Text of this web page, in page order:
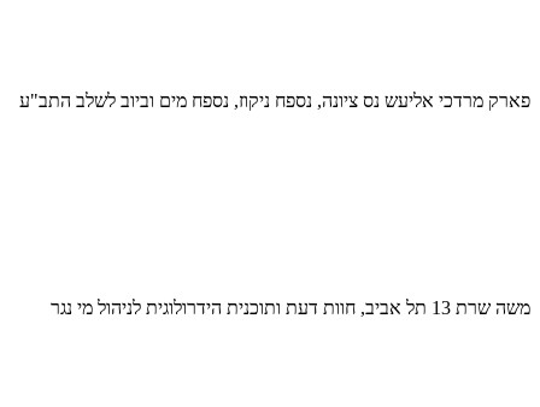
פארק מרדכי אליעש נס ציונה, נספח ניקוז, נספח מים וביוב לשלב התב"ע
משה שרת 13 תל אביב, חוות דעת ותוכנית הידרולוגית לניהול מי נגר